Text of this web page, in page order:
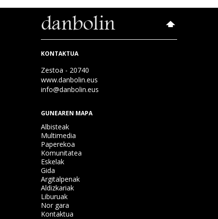
KONTAKTUA
Zestoa - 20740
www.danbolin.eus
info@danbolin.eus
GUNEAREN MAPA
Albisteak
Multimedia
Paperekoa
Komunitatea
Eskelak
Gida
Argitalpenak
Aldizkariak
Liburuak
Nor gara
Kontaktua